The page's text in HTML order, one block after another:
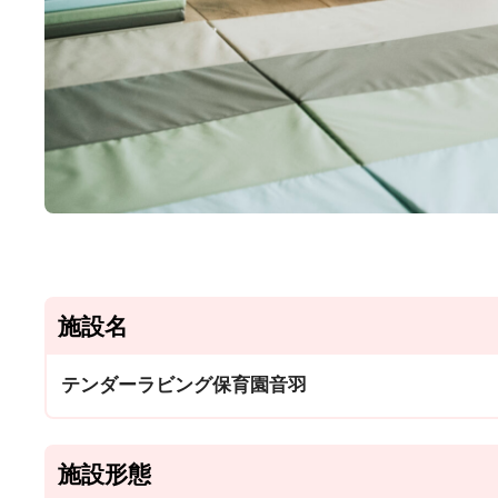
施設名
テンダーラビング保育園音羽
施設形態